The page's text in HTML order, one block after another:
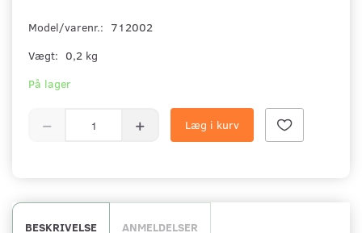
Model/varenr.: 712002
Vægt: 0,2 kg
På lager
Læg i kurv
BESKRIVELSE ANMELDELSER